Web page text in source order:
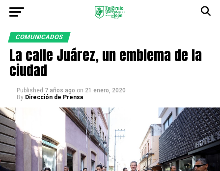
COMUNICADOS
La calle Juárez, un emblema de la
ciudad
Published 7 años ago on 21 enero, 2020
By Dirección de Prensa